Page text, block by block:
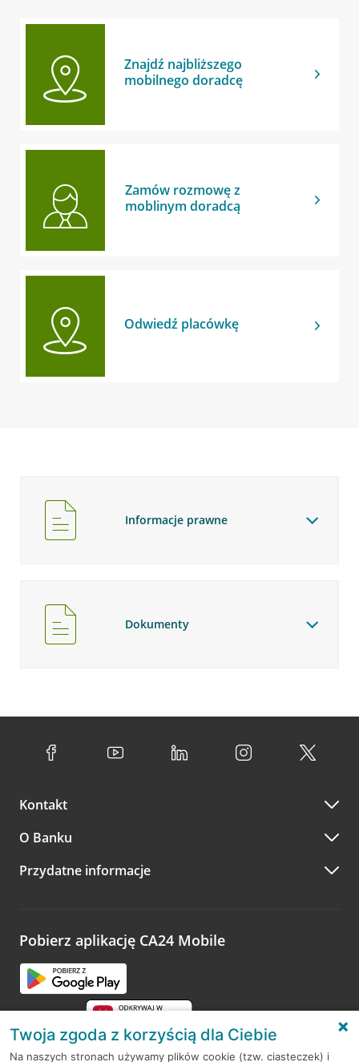
Znajdź najbliższego
mobilnego doradcę
Zamów rozmowę z
moblinym doradcą
Odwiedź placówkę
Informacje prawne
Dokumenty
Kontakt
O Banku
Przydatne informacje
Pobierz aplikację CA24 Mobile
Twoja zgoda z korzyścią dla Ciebie
Na naszych stronach używamy plików cookie (tzw. ciasteczek) i